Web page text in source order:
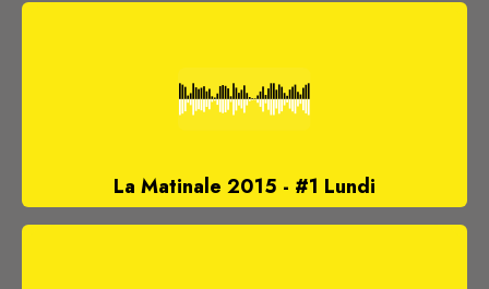
La Matinale 2015 - #1 Lundi